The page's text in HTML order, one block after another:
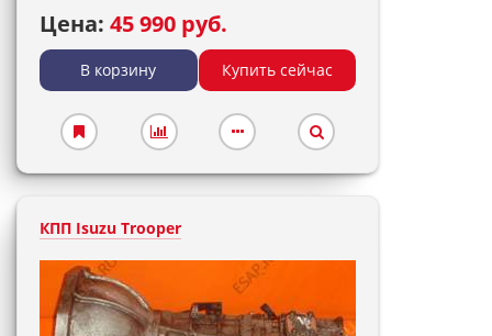
Цена: 45 990 руб.
В корзину Купить сейчас
КПП Isuzu Trooper